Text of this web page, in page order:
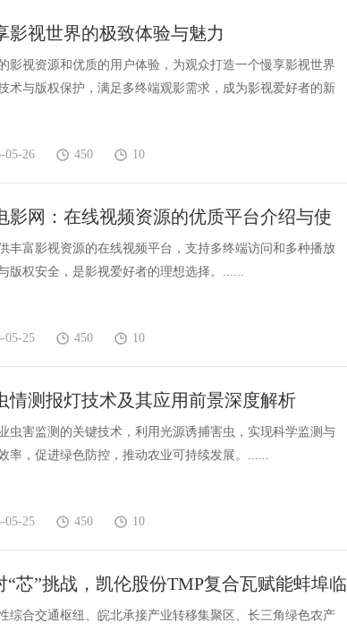
影视世界的极致体验与魅力
影视资源和优质的用户体验，为观众打造一个慢享影视世界
术与版权保护，满足多终端观影需求，成为影视爱好者的新
05-26 450 10
影网：在线视频资源的优质平台介绍与使
丰富影视资源的在线视频平台，支持多终端访问和多种播放
版权安全，是影视爱好者的理想选择。......
05-25 450 10
情测报灯技术及其应用前景深度解析
虫害监测的关键技术，利用光源诱捕害虫，实现科学监测与
率，促进绿色防控，推动农业可持续发展。......
05-25 450 10
“芯”挑战，凯伦股份TMP复合瓦赋能蚌埠临
综合交通枢纽、皖北承接产业转移集聚区、长三角绿色农产